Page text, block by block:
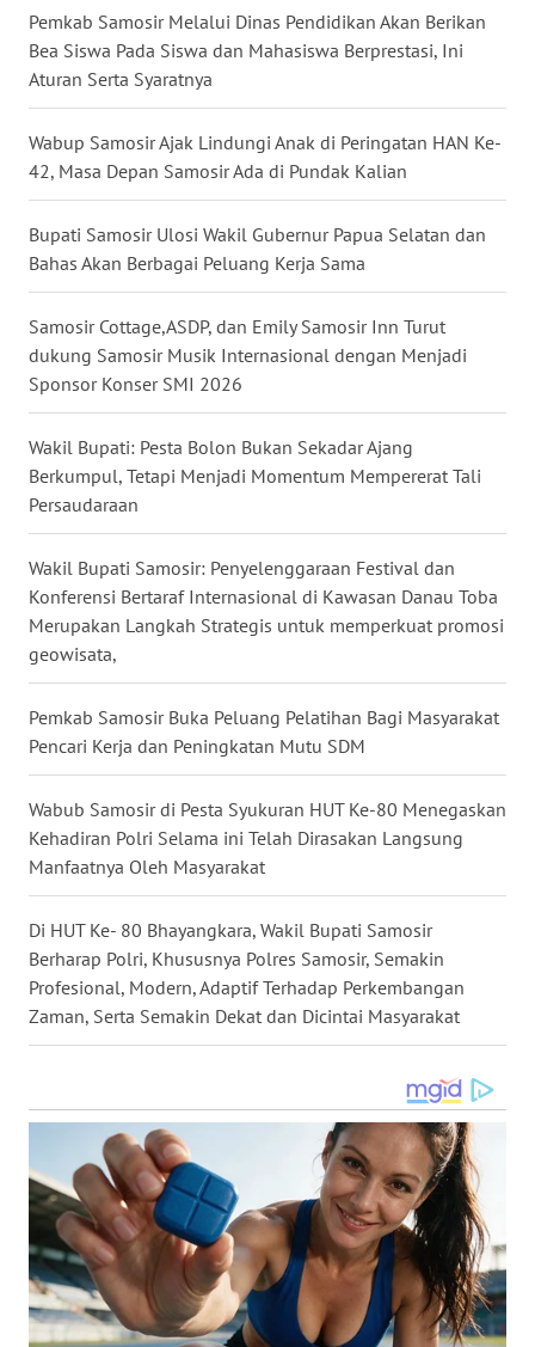
Pemkab Samosir Melalui Dinas Pendidikan Akan Berikan
Bea Siswa Pada Siswa dan Mahasiswa Berprestasi, Ini
Aturan Serta Syaratnya
Wabup Samosir Ajak Lindungi Anak di Peringatan HAN Ke-
42, Masa Depan Samosir Ada di Pundak Kalian
Bupati Samosir Ulosi Wakil Gubernur Papua Selatan dan
Bahas Akan Berbagai Peluang Kerja Sama
Samosir Cottage,ASDP, dan Emily Samosir Inn Turut
dukung Samosir Musik Internasional dengan Menjadi
Sponsor Konser SMI 2026
Wakil Bupati: Pesta Bolon Bukan Sekadar Ajang
Berkumpul, Tetapi Menjadi Momentum Mempererat Tali
Persaudaraan
Wakil Bupati Samosir: Penyelenggaraan Festival dan
Konferensi Bertaraf Internasional di Kawasan Danau Toba
Merupakan Langkah Strategis untuk memperkuat promosi
geowisata,
Pemkab Samosir Buka Peluang Pelatihan Bagi Masyarakat
Pencari Kerja dan Peningkatan Mutu SDM
Wabub Samosir di Pesta Syukuran HUT Ke-80 Menegaskan
Kehadiran Polri Selama ini Telah Dirasakan Langsung
Manfaatnya Oleh Masyarakat
Di HUT Ke- 80 Bhayangkara, Wakil Bupati Samosir
Berharap Polri, Khususnya Polres Samosir, Semakin
Profesional, Modern, Adaptif Terhadap Perkembangan
Zaman, Serta Semakin Dekat dan Dicintai Masyarakat
WN
SULSEL
WN
GORONTALO
WN
SULUT
WN
DAIRI
DANAU
TOBA
WN
NIAS
WN
LANGKAT
WN
TAPANULI
SELATAN
WN
TANJUNG
LESUNG
WN
SIMALUNGUN
WN
LABUHANBATU
WN